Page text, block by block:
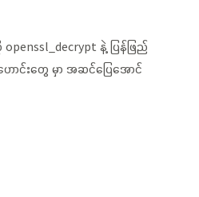
နဲ့ ပြန်ဖြည်
ာင်းတွေ မှာ အဆင်ပြေအောင်